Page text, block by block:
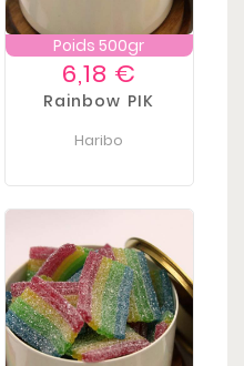
Poids 500gr
Prix
6,18 €
Rainbow PIK
Haribo